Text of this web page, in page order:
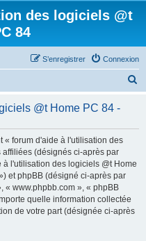
des logiciels @t
84
Connexion
S’enregistrer
h
@t Home PC 84 -
« forum d'aide à l'utilisation des
affiliées (désignés ci-après par
l'utilisation des logiciels @t Home
et phpBB (désigné ci-après par
« www.phpbb.com », « phpBB
quelle information collectée
de votre part (désignée ci-après